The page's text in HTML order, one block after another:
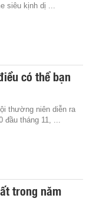
siêu kịnh dị ...
có thể bạn
thường niên diễn ra
đầu tháng 11, ...
trong năm